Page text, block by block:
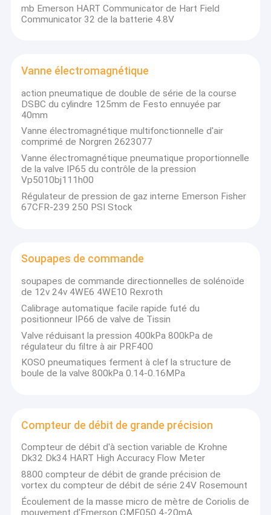
Positionneur de valve pneumatique
Soupapes de commande
Compteur de débit de grande précision
pompe à eau submersible
Tubulure de transmetteur de pression
mb Emerson HART Communicator de Hart Field
Communicator 32 de la batterie 4.8V
Vanne électromagnétique
action pneumatique de double de série de la course
DSBC du cylindre 125mm de Festo ennuyée par
40mm
Vanne électromagnétique multifonctionnelle d'air
comprimé de Norgren 2623077
Vanne électromagnétique pneumatique proportionnelle
de la valve IP65 du contrôle de la pression
Vp5010bj111h00
Régulateur de pression de gaz interne Emerson Fisher
67CFR-239 250 PSI Stock
Soupapes de commande
soupapes de commande directionnelles de solénoïde
de 12v 24v 4WE6 4WE10 Rexroth
Calibrage automatique facile rapide futé du
positionneur IP66 de valve de Tissin
Valve réduisant la pression 400kPa 800kPa de
régulateur du filtre à air PRF400
KOSO pneumatiques ferment à clef la structure de
boule de la valve 800kPa 0.14-0.16MPa
Compteur de débit de grande précision
Compteur de débit d'à section variable de Krohne
Dk32 Dk34 HART High Accuracy Flow Meter
8800 compteur de débit de grande précision de
vortex du compteur de débit de série 24V Rosemount
Écoulement de la masse micro de mètre de Coriolis de
mouvement d'Emerson CMF050 4-20mA